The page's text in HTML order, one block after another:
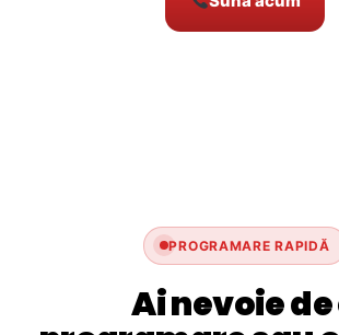
PROGRAMARE RAPIDĂ
Ai nevoie de